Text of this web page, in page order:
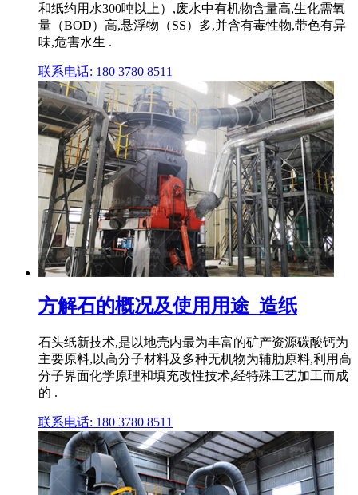
和纸约用水300吨以上）,废水中有机物含量高,生化需氧
量（BOD）高,悬浮物（SS）多,并含有毒性物,带色有异
味,危害水生 .
联系电话: 180 3780 8511
方解石的概况及使用用途_造纸
石头纸新技术,是以地壳内最为丰富的矿产资源碳酸钙为
主要原料,以高分子材料及多种无机物为辅肋原料,利用高
分子界面化学原理和填充改性技术,经特殊工艺加工而成
的 .
联系电话: 180 3780 8511